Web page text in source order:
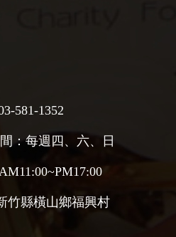
581-1352
：每週四、六、日
竹縣橫山鄉福興村